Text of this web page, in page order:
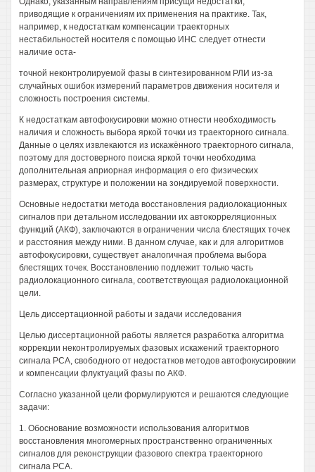
приводящие к ограничениям их применения на практике. Так,
например, к недостаткам компенсации траекторных
нестабильностей носителя с помощью ИНС следует отнести
наличие оста-
точной неконтролируемой фазы в синтезированном РЛИ из-за
случайных ошибок измерений параметров движения носителя и
сложность построения системы.
К недостаткам автофокусировки можно отнести необходимость
наличия и сложность выбора яркой точки из траекторного сигнала.
Данные о целях извлекаются из искажённого траекторного сигнала,
поэтому для достоверного поиска яркой точки необходима
дополнительная априорная информация о его физических
размерах, структуре и положении на зондируемой поверхности.
Основные недостатки метода восстановления радиолокационных
сигналов при детальном исследовании их автокорреляционных
функций (АКФ), заключаются в ограничении числа блестящих точек
и расстояния между ними. В данном случае, как и для алгоритмов
автофокусировки, существует аналогичная проблема выбора
блестящих точек. Восстановлению подлежит только часть
радиолокационного сигнала, соответствующая радиолокационной
цели.
Цель диссертационной работы и задачи исследования
Целью диссертационной работы является разработка алгоритма
коррекции неконтролируемых фазовых искажений траекторного
сигнала РСА, свободного от недостатков методов автофокусировкии
и компенсации флуктуаций фазы по АКФ.
Согласно указанной цели формулируются и решаются следующие
задачи:
1. Обоснование возможности использования алгоритмов
восстановления многомерных пространственно ограниченных
сигналов для реконструкции фазового спектра траекторного
сигнала РСА.